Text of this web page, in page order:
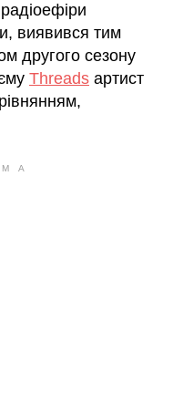
виявився тим
другого сезону
Threads артист